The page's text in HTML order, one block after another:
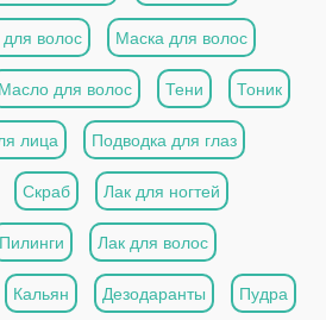
волос Маска для волос
Масло для волос Тени Тоник
лица Подводка для глаз
Скраб Лак для ногтей
Пилинги Лак для волос
Кальян Дезодаранты Пудра